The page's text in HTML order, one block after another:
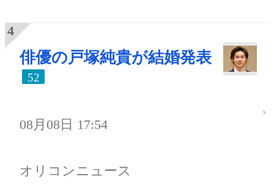
俳優の戸塚純貴が結婚発表
52
08月08日 17:54
オリコンニュース